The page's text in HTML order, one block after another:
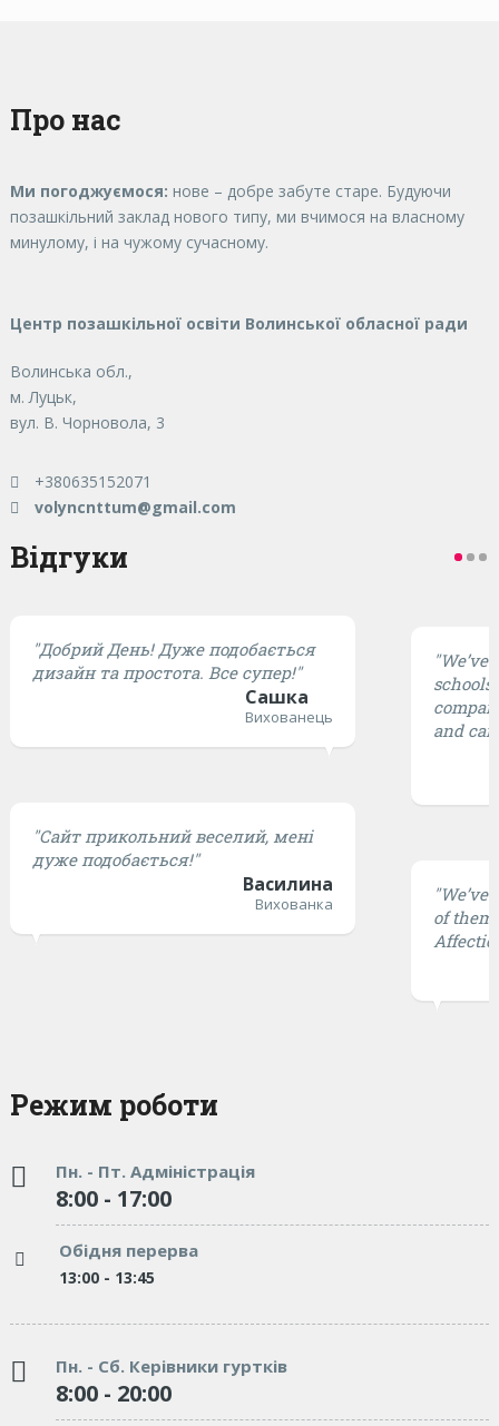
Про нас
Ми погоджуємося: нове – добре забуте старе. Будуючи
позашкільний заклад нового типу, ми вчимося на власному
минулому, і на чужому сучасному.
Центр позашкільної освіти Волинської обласної ради
Волинська обл.,
м. Луцьк,
вул. В. Чорновола, 3
+380635152071
volyncnttum@gmail.com
Відгуки
"Добрий День! Дуже подобається
дизайн та простота. Все супер!"
Сашка
Вихованець
"Сайт прикольний веселий, мені
дуже подобається!"
Василина
Вихованка
and
of them
Режим роботи
Пн. - Пт. Адміністрація
8:00 - 17:00
Обідня перерва
13:00 - 13:45
Пн. - Сб. Керівники гуртків
8:00 - 20:00